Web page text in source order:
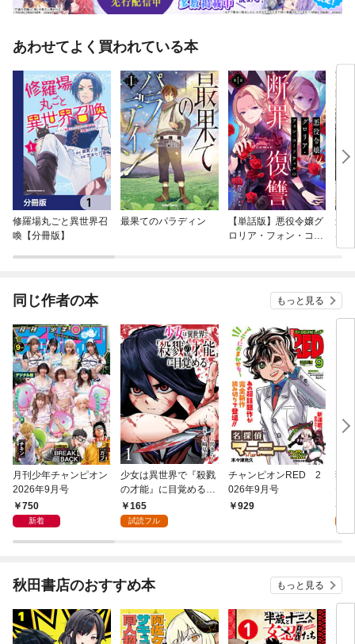
あわせてよく買われている本
修羅場丸ごと異世界召
喚【分冊版】
最果てのパラディン
【単話版】悪役令嬢グ
ロリア・フォン・コー
追
は
る
同じ作者の本 もっと見る
月刊少年チャンピオン
2026年9月号
750
新着
少女は異世界で『殺戮
の才能』に目覚める
(話売り) #1
165
試読フル
チャンピオンRED 2
026年9月号
929
妻
た
秋田書店のおすすめ本 もっと見る